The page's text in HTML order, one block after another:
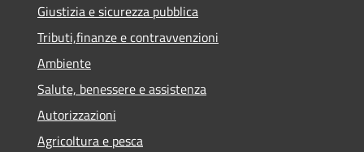
Giustizia e sicurezza pubblica
Tributi,finanze e contravvenzioni
Ambiente
Salute, benessere e assistenza
Autorizzazioni
Agricoltura e pesca